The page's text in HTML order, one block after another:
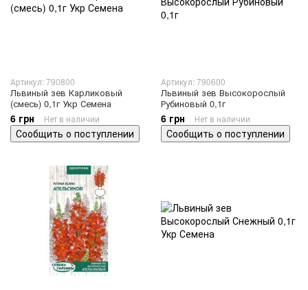
Артикул: 790800
Львиный зев Карликовый
(смесь) 0,1г Укр Семена
6 грн Нет в наличии
Сообщить о поступлении
Артикул: 790600
Львиный зев Высокорослый
Рубиновый 0,1г
6 грн Нет в наличии
Сообщить о поступлении